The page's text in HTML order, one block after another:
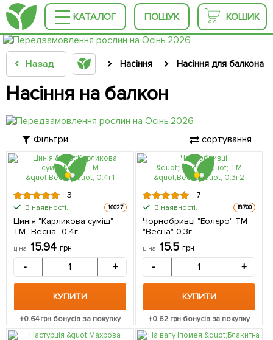
КАТАЛОГ ПОШУК КОШИК
Назад Насіння Насіння для балкона
Насіння на балкон
Фільтри сортування
3
В наявності. 16027
Цинія "Карликова суміш"
ТМ "Весна" 0.4г
ціна 15.94 грн
- +
КУПИТИ
+0.64грн бонусів за покупку
7
В наявності. 18700
Чорнобривці "Болєро" ТМ
"Весна" 0.3г
ціна 15.5 грн
- +
КУПИТИ
+0.62грн бонусів за покупку